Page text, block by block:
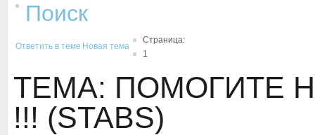
Поиск
Ответить в теме Новая тема
Страница:
1
ТЕМА: ПОМОГИТЕ
!!! (STABS)